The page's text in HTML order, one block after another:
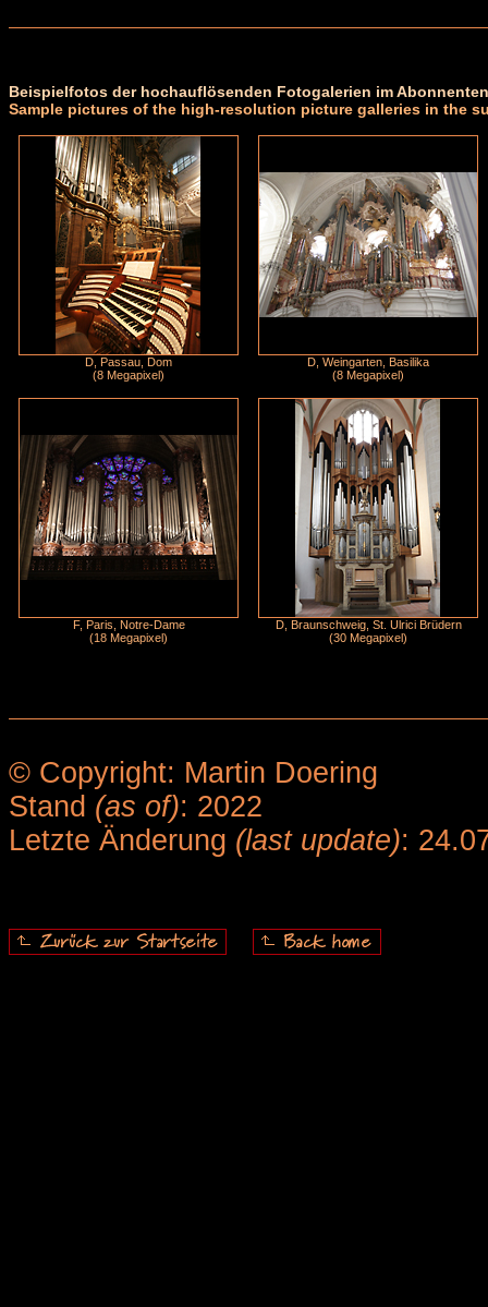
Beispielfotos der hochauflösenden Fotogalerien im
Sample pictures of the high-resolution picture galleries in the
D, Passau, Dom
(8 Megapixel)
D, Weingarten, Basilika
(8 Megapixel)
F, Paris, Notre-Dame
(18 Megapixel)
D, Braunschweig, St. Ulrici Brüdern
(30 Megapixel)
© Copyright: Martin Doering
Stand (as of): 2022
Letzte Änderung (last update):